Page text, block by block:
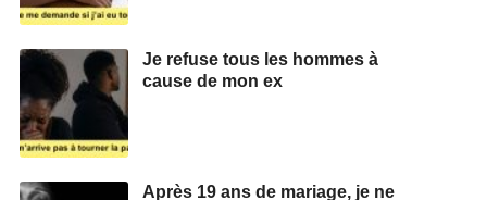
Je refuse tous les hommes à
cause de mon ex
Après 19 ans de mariage, je ne